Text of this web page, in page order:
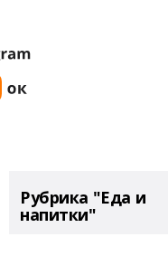
Рубрика "Еда и
напитки"